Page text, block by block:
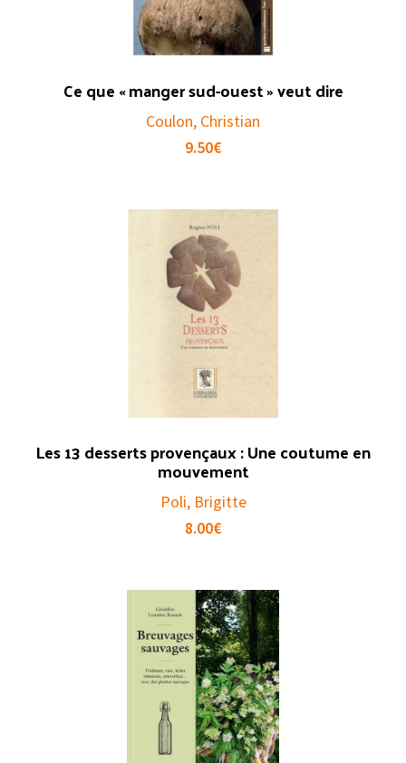
Ce que « manger sud-ouest » veut dire
Coulon, Christian
9.50€
Les 13 desserts provençaux : Une coutume en
mouvement
Poli, Brigitte
8.00€